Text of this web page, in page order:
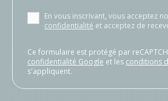
En vous inscrivant, vous acceptez
confidentialité et acceptez de
Ce formulaire est protégé par
confidentialité Google et les conditions
s'appliquent.